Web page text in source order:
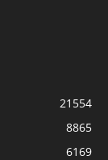
21554
8865
6169